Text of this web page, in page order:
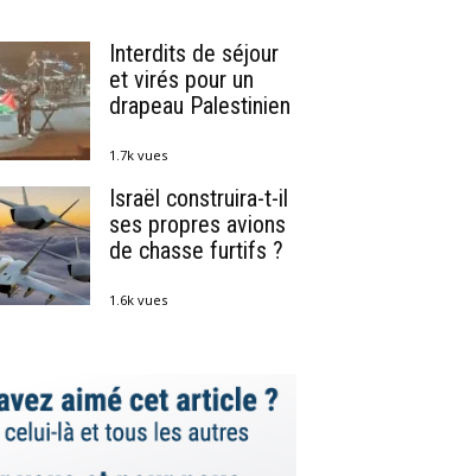
Interdits de séjour
et virés pour un
drapeau Palestinien
1.7k vues
Israël construira-t-il
ses propres avions
de chasse furtifs ?
1.6k vues